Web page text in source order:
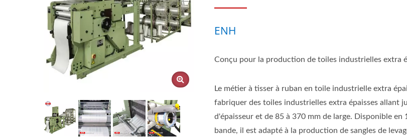
ENH
Conçu pour la production de toiles industrielles extra
Le métier à tisser à ruban en toile industrielle extra
fabriquer des toiles industrielles extra épaisses allant
d'épaisseur et de 85 à 370 mm de large. Disponible en
bande, il est adapté à la production de sangles de